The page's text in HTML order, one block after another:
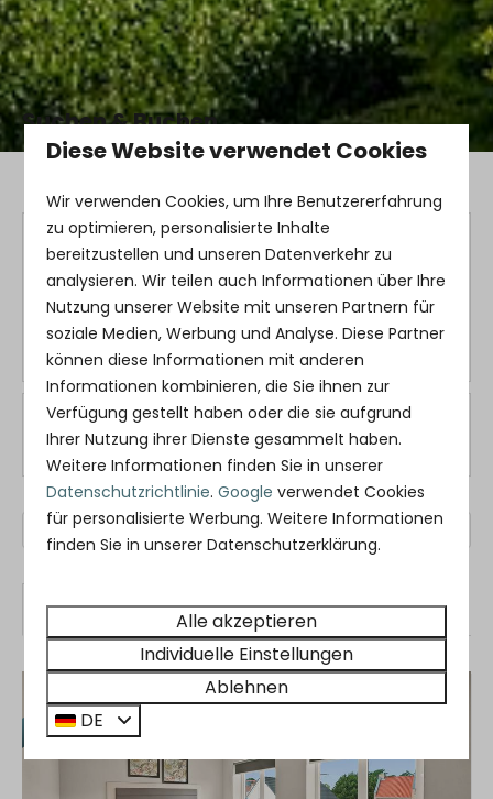
Suchen & Buchen
Home Suchen & Buchen
Suchanfrage Bearbeiten
Wähle Zeitraum
Wähle Gruppe von Gästen
Filter Auswählen
Sortieren nach: Empfohlen
Ergebnisse (4)
EMPFOHLEN
Diese Website verwendet Cookies
Wir verwenden Cookies, um Ihre Benutzererfahrung
zu optimieren, personalisierte Inhalte
bereitzustellen und unseren Datenverkehr zu
analysieren. Wir teilen auch Informationen über Ihre
Nutzung unserer Website mit unseren Partnern für
soziale Medien, Werbung und Analyse. Diese Partner
können diese Informationen mit anderen
Informationen kombinieren, die Sie ihnen zur
Verfügung gestellt haben oder die sie aufgrund
Ihrer Nutzung ihrer Dienste gesammelt haben.
Weitere Informationen finden Sie in unserer
Datenschutzrichtlinie.Google verwendet Cookies
für personalisierte Werbung. Weitere Informationen
finden Sie in unserer Datenschutzerklärung.
Alle akzeptieren
Individuelle Einstellungen
Ablehnen
DE